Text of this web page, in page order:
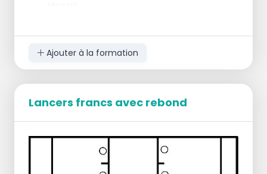
La limite de temps peut être ajustée de
cinq minutes à une autre durée souhaitée
être variées.
Ajouter à la formation
Lancers francs avec rebond